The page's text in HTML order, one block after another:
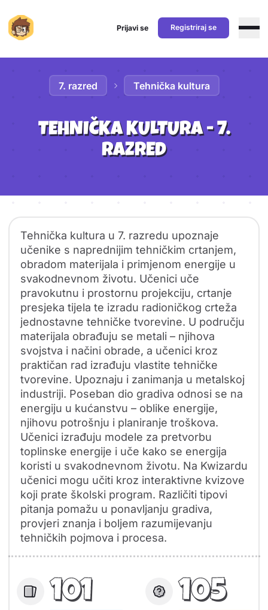
Prijavi se Registriraj se
7. razred Tehnička kultura
TEHNIČKA KULTURA - 7.
RAZRED
Pregled predmeta
Tehnička kultura u 7. razredu upoznaje
učenike s naprednijim tehničkim crtanjem,
obradom materijala i primjenom energije u
svakodnevnom životu. Učenici uče
pravokutnu i prostornu projekciju, crtanje
presjeka tijela te izradu radioničkog crteža
jednostavne tehničke tvorevine. U području
materijala obrađuju se metali – njihova
svojstva i načini obrade, a učenici kroz
praktičan rad izrađuju vlastite tehničke
tvorevine. Upoznaju i zanimanja u metalskoj
industriji. Poseban dio gradiva odnosi se na
energiju u kućanstvu – oblike energije,
njihovu potrošnju i planiranje troškova.
Učenici izrađuju modele za pretvorbu
toplinske energije i uče kako se energija
koristi u svakodnevnom životu. Na Kwizardu
učenici mogu učiti kroz interaktivne kvizove
koji prate školski program. Različiti tipovi
pitanja pomažu u ponavljanju gradiva,
provjeri znanja i boljem razumijevanju
tehničkih pojmova i procesa.
101 105